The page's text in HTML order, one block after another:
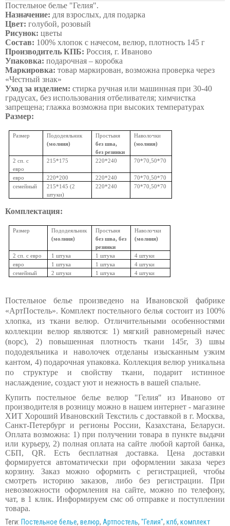
Постельное белье "Гелия".
Назначение: для взрослых, для подарка
Цвет: голубой, розовый
Рисунок: цветы
Состав: 100% хлопок с начесом, велюр, плотность 145 г
Производитель КПБ: Россия, г. Иваново
Упаковка: подарочная – коробка
Маркировка: товар маркирован, возможна проверка через
«Честный знак»
Уход за изделием: стирка ручная или машинная при 30-40
градусах, без использования отбеливателя; химчистка
запрещена; глажка возможна при высоких температурах
Размер:
Размер
Пододеяльник
(молния)
Простыня
без шва,
без резинки
Наволочки
(молния)
2 сп. с
евро
215*175 220*240 70*70,50*70
евро 220*200 220*240
70*70,50*70
семейный
215*145 (2
штуки)
220*240 70*70,50*70
Комплектация:
Размер
Пододеяльник
(молния)
Простыня
без шва, без
резинки
Наволочки
(молния)
2 сп. с евро 1 штука 1 штука
4 штуки
евро
1 штука 1 штука
4 штуки
семейный
2 штуки 1 штука 4 штуки
Постельное белье произведено на Ивановской фабрике
«АртПостель». Комплект постельного белья состоит из 100%
хлопка, из ткани велюр. Отличительными особенностями
коллекции велюр являются: 1) мягкий равномерный начес
(ворс), 2) повышенная плотность ткани 145г, 3) швы
пододеяльника и наволочек отделаны изысканным узким
кантом, 4) подарочная упаковка. Коллекция велюр уникальна
по структуре и свойству ткани, подарит истинное
наслаждение, создаст уют и нежность в вашей спальне.
Купить постельное белье велюр "Гелия" из Иваново от
производителя в розницу можно в нашем интернет - магазине
ХИТ Хороший Ивановский Текстиль с доставкой в г. Москва,
Санкт-Петербург и регионы России, Казахстана, Беларуси.
Оплата возможна: 1) при получении товара в пункте выдачи
или курьеру, 2) полная оплата на сайте любой картой банка,
СБП,QR. Есть бесплатная доставка. Цена доставки
формируется автоматически при оформлении заказа через
корзину. Заказ можно оформить с регистрацией, чтобы
смотреть историю заказов, либо без регистрации. При
невозможности оформления на сайте, можно по телефону,
чат, в 1 клик. Информируем смс об отправке и поступлении
товара.
Теги: Постельное белье, велюр, Артпостель, "Гелия", кпб, комплект